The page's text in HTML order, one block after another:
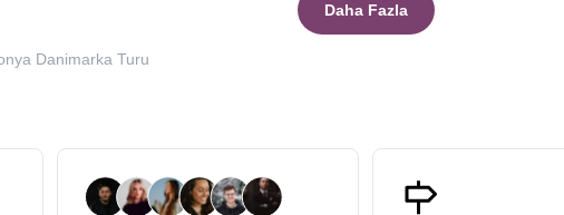
kafanızdaki soru işaretlerini geride bırakabilmektir. Hazırladığımız
ekstra tur ücretleriyle gezginleri yoran sistemlerin aksine, bizler tüm ekstra
bile heyecanlanırsınız.
Büyük Polonya Danimarka Turu
, kapsamı ve
başkentleri değil, o ülkelerin kültürel dokusunu oluşturan gizli hazineleri
bembeyaz kumsallarına kadar geniş bir yelpazeyi içerir. Büyük sıfatını hak
Daha Fazla
Danimarka Turu